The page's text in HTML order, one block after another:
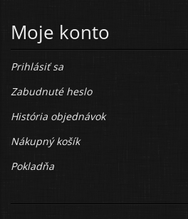
Moje konto
Prihlásiť sa
Zabudnuté heslo
História objednávok
Nákupný košík
Pokladňa